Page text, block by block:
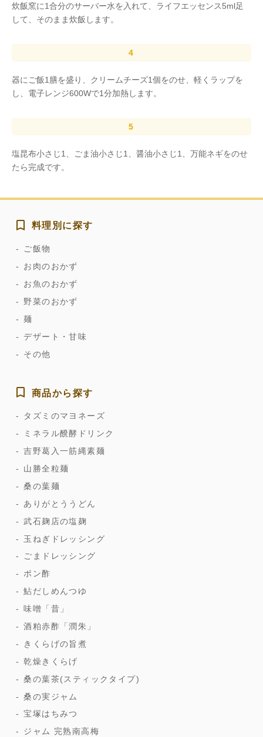
炊飯窯に1合分のサーバー水を入れて、ライフエッセンス5ml足
して、そのまま炊飯します。
器にご飯1膳を盛り、クリームチーズ1個をのせ、軽くラップを
し、電子レンジ600Wで1分加熱します。
塩昆布小さじ1、ごま油小さじ1、醤油小さじ1、万能ネギをのせ
たら完成です。
料理別に探す
ご飯物
お肉のおかず
お魚のおかず
野菜のおかず
麺
デザート・甘味
その他
商品から探す
タズミのマヨネーズ
ミネラル醗酵ドリンク
吉野葛入一筋縄素麺
山勝全粒麺
桑の葉麺
ありがとううどん
武石麹店の塩麹
玉ねぎドレッシング
ごまドレッシング
ポン酢
鮎だしめんつゆ
味噌「昔」
酒粕赤酢「潤朱」
きくらげの旨煮
乾燥きくらげ
桑の葉茶(スティックタイプ)
桑の実ジャム
宝塚はちみつ
ジャム 完熟南高梅